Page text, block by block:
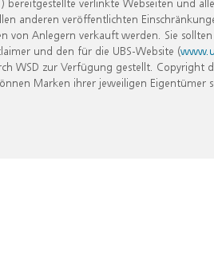
anderen veröffentlichten
Anlegern verkauft werden. Sie
und den für die UBS-Website (
zur Verfügung gestellt. Copyright
Marken ihrer jeweiligen Eigentümer